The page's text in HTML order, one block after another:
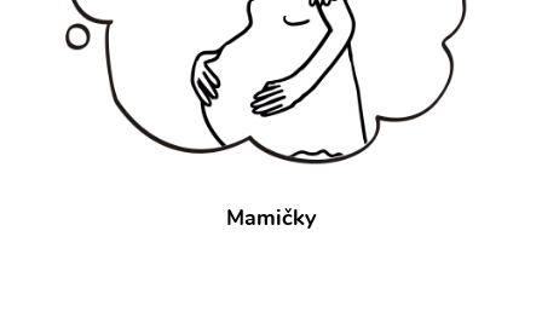
Mamičky